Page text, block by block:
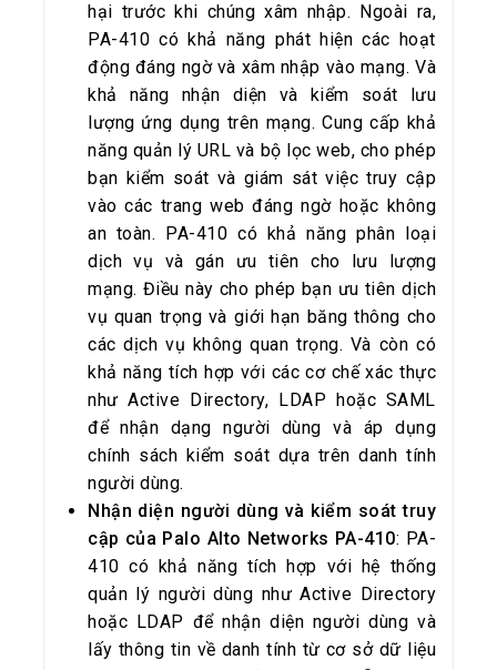
hại trước khi chúng xâm nhập. Ngoài ra,
PA-410 có khả năng phát hiện các hoạt
động đáng ngờ và xâm nhập vào mạng. Và
khả năng nhận diện và kiểm soát lưu
lượng ứng dụng trên mạng. Cung cấp khả
năng quản lý URL và bộ lọc web, cho phép
bạn kiểm soát và giám sát việc truy cập
vào các trang web đáng ngờ hoặc không
an toàn. PA-410 có khả năng phân loại
dịch vụ và gán ưu tiên cho lưu lượng
mạng. Điều này cho phép bạn ưu tiên dịch
vụ quan trọng và giới hạn băng thông cho
các dịch vụ không quan trọng. Và còn có
khả năng tích hợp với các cơ chế xác thực
như Active Directory, LDAP hoặc SAML
để nhận dạng người dùng và áp dụng
chính sách kiểm soát dựa trên danh tính
người dùng.
Nhận diện người dùng và kiểm soát truy
cập của Palo Alto Networks PA-410: PA-
410 có khả năng tích hợp với hệ thống
quản lý người dùng như Active Directory
hoặc LDAP để nhận diện người dùng và
lấy thông tin về danh tính từ cơ sở dữ liệu